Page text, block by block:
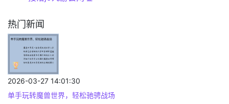
热门新闻
2026-03-27 14:01:30
单手玩转魔兽世界，轻松驰骋战场